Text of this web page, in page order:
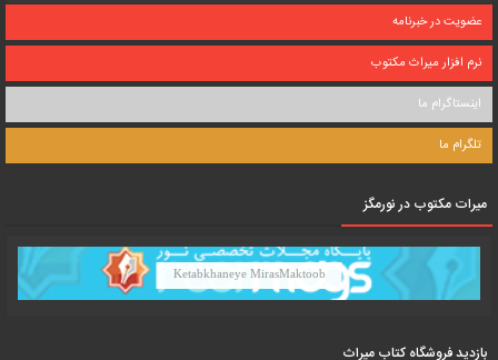
عضویت در خبرنامه
نرم افزار میراث مکتوب
اینستاگرام ما
تلگرام ما
میرات مکتوب در نورمگز
Ketabkhaneye MirasMaktoob
بازدید فروشگاه کتاب میراث